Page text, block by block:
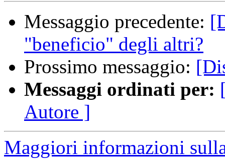
Messaggio precedente:
"beneficio" degli altri?
Prossimo messaggio:
Messaggi ordinati per:
Autore ]
Maggiori informazioni